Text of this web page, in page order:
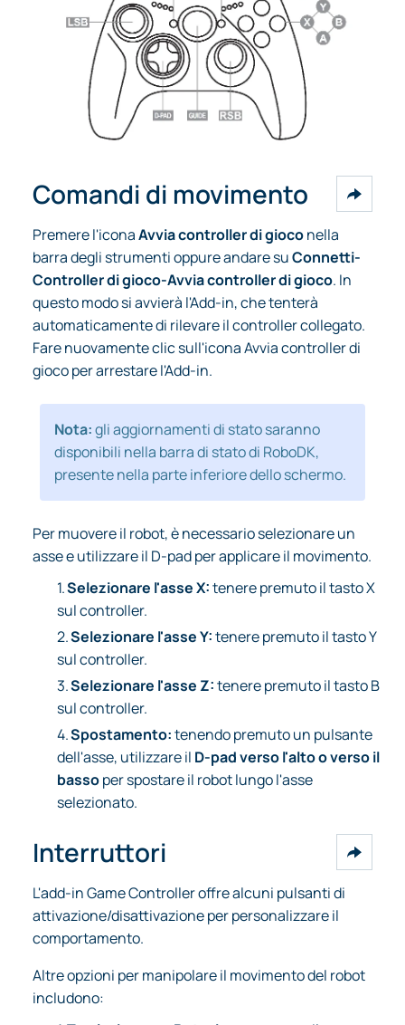
Comandi di movimento
Premere l'iconaAvvia controller di gioconella
barra degli strumenti oppure andare suConnetti-
Controller di gioco-Avvia controller di gioco. In
questo modo si avvierà l'Add-in, che tenterà
automaticamente di rilevare il controller collegato.
Fare nuovamente clic sull'icona Avvia controller di
gioco per arrestare l'Add-in.
Nota:gli aggiornamenti di stato saranno
disponibili nella barra di stato di RoboDK,
presente nella parte inferiore dello schermo.
Per muovere il robot, è necessario selezionare un
asse e utilizzare il D-pad per applicare il movimento.
1.Selezionare l'asse X:tenere premuto il tasto X
sul controller.
2.Selezionare l'asse Y:tenere premuto il tasto Y
sul controller.
3.Selezionare l'asse Z:tenere premuto il tasto B
sul controller.
4.Spostamento:tenendo premuto un pulsante
dell'asse, utilizzare il D-pad verso l'alto o verso il
bassoper spostare il robot lungo l'asse
selezionato.
Interruttori
L'add-in Game Controller offre alcuni pulsanti di
attivazione/disattivazione per personalizzare il
comportamento.
Altre opzioni per manipolare il movimento del robot
includono: